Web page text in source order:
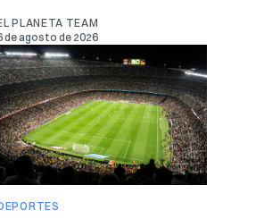
PLANETA TEAM
de agosto de 2026